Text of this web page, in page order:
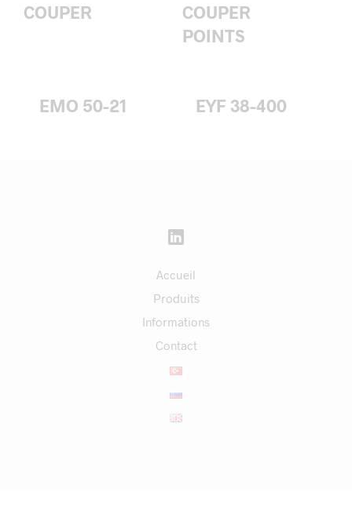
COUPER
COUPER
POINTS
EMO 50-21 EYF 38-400
Accueil
Produits
Informations
Contact